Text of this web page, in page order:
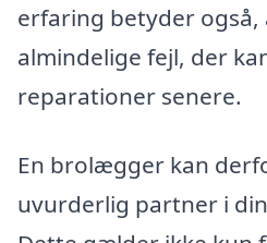
erfaring betyder også,
almindelige fejl, der
reparationer senere.
En brolægger kan
uvurderlig partner i